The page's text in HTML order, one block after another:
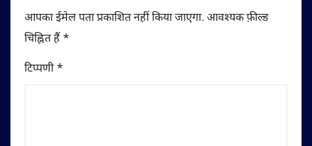
आपका ईमेल पता प्रकाशित नहीं किया जाएगा. आवश्यक फ़ील्ड
चिह्नित हैं *
टिप्पणी*